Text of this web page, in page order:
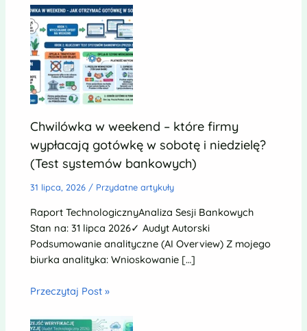
Chwilówka w weekend – które firmy
wypłacają gotówkę w sobotę i niedzielę?
(Test systemów bankowych)
31 lipca, 2026 / Przydatne artykuły
Raport TechnologicznyAnaliza Sesji Bankowych
Stan na: 31 lipca 2026✓ Audyt Autorski
Podsumowanie analityczne (AI Overview) Z mojego
biurka analityka: Wnioskowanie […]
Przeczytaj Post »